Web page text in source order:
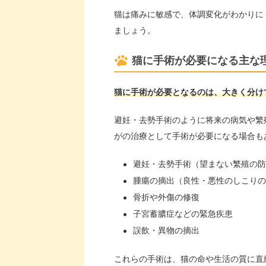
猫は痛みに敏感で、体調変化がわかり
ましょう。
猫に手術が必要になる主な
猫に手術が必要となるのは、大きく分
避妊・去勢手術のように将来の病気や
がの治療として手術が必要になる場合
避妊・去勢手術（望まない繁殖の
腫瘍の摘出（良性・悪性のしこり
骨折や外傷の修復
子宮蓄膿症などの緊急疾患
誤飲・異物の摘出
これらの手術は、猫の命や生活の質に